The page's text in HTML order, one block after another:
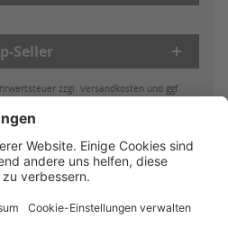
Seller
zzgl. Versandkosten und ggf.
Widerruf
Reklamationen
Impressum Vertrag widerrufen